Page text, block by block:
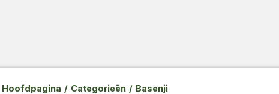
Hoofdpagina / Categorieën / Basenji